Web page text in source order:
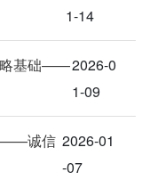
1-14
略基础——2026-0
1-09
——诚信 2026-01
-07